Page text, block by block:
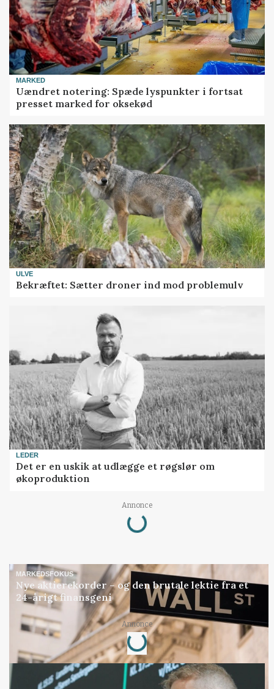
MARKED
Uændret notering: Spæde lyspunkter i fortsat
presset marked for oksekød
ULVE
Bekræftet: Sætter droner ind mod problemulv
LEDER
Det er en uskik at udlægge et røgslør om
økoproduktion
Annonce
Loading...
MARKEDSFOKUS
Nye aktierekorder – og den brutale lektie fra et
24-årigt finansgeni
Annonce
Loading...